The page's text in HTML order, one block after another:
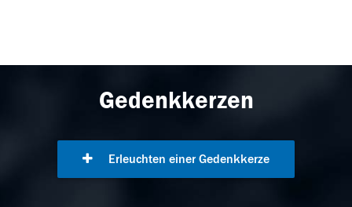
Gedenkkerzen
Erleuchten einer Gedenkkerze